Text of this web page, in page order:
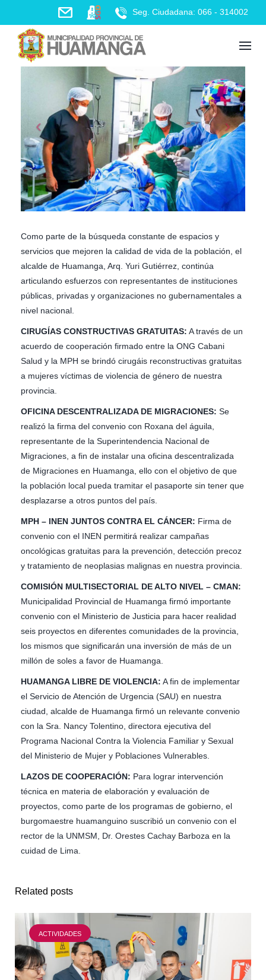
content
Seg. Ciudadana: 066 - 314002
Como parte de la búsqueda constante de espacios y
servicios que mejoren la calidad de vida de la población, el
alcalde de Huamanga, Arq. Yuri Gutiérrez, continúa
articulando esfuerzos con representantes de instituciones
públicas, privadas y organizaciones no gubernamentales a
nivel nacional.
CIRUGÍAS CONSTRUCTIVAS GRATUITAS: A través de un
acuerdo de cooperación firmado entre la ONG Cabani
Salud y la MPH se brindó cirugáis reconstructivas gratuitas
a mujeres víctimas de violencia de género de nuestra
provincia.
OFICINA DESCENTRALIZADA DE MIGRACIONES: Se
realizó la firma del convenio con Roxana del águila,
representante de la Superintendencia Nacional de
Migraciones, a fin de instalar una oficina descentralizada
de Migraciones en Huamanga, ello con el objetivo de que
la población local pueda tramitar el pasaporte sin tener que
desplazarse a otros puntos del país.
MPH – INEN JUNTOS CONTRA EL CÁNCER: Firma de
convenio con el INEN permitirá realizar campañas
oncológicas gratuitas para la prevención, detección precoz
y tratamiento de neoplasias malignas en nuestra provincia.
COMISIÓN MULTISECTORIAL DE ALTO NIVEL – CMAN:
Municipalidad Provincial de Huamanga firmó importante
convenio con el Ministerio de Justicia para hacer realidad
seis proyectos en diferentes comunidades de la provincia,
los mismos que significarán una inversión de más de un
millón de soles a favor de Huamanga.
HUAMANGA LIBRE DE VIOLENCIA: A fin de implementar
el Servicio de Atención de Urgencia (SAU) en nuestra
ciudad, alcalde de Huamanga firmó un relevante convenio
con la Sra. Nancy Tolentino, directora ejecutiva del
Programa Nacional Contra la Violencia Familiar y Sexual
del Ministerio de Mujer y Poblaciones Vulnerables.
LAZOS DE COOPERACIÓN: Para lograr intervención
técnica en materia de elaboración y evaluación de
proyectos, como parte de los programas de gobierno, el
burgomaestre huamanguino suscribió un convenio con el
rector de la UNMSM, Dr. Orestes Cachay Barboza en la
cuidad de Lima.
Related posts
ACTIVIDADES